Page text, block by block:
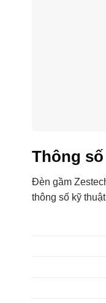
Thông
Đèn gầm
thông số kỹ